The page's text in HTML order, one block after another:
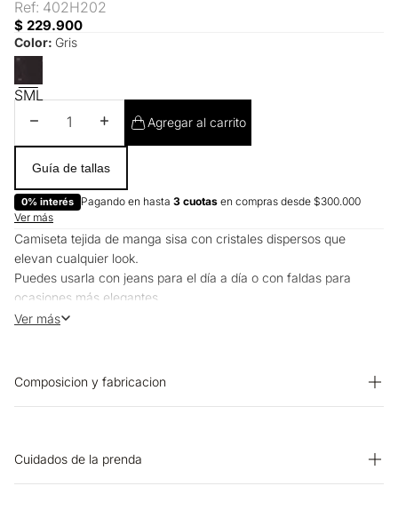
Ref: 402H202
$ 229.900
Color: Gris
SML
Disminuir cantidadAumentar cantidad
Agregar al carrito
Guía de tallas
0% interés Pagando en hasta 3 cuotas en compras desde $300.000
Ver más
Camiseta tejida de manga sisa con cristales dispersos que
elevan cualquier look.
Puedes usarla con jeans para el día a día o con faldas para
ocasiones más elegantes.
Funciona sola o en capas.
Ver más
Composicion y fabricacion
Cuidados de la prenda